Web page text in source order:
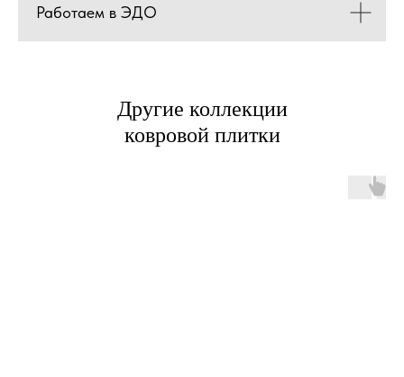
Работаем в ЭДО
Другие коллекции
ковровой плитки